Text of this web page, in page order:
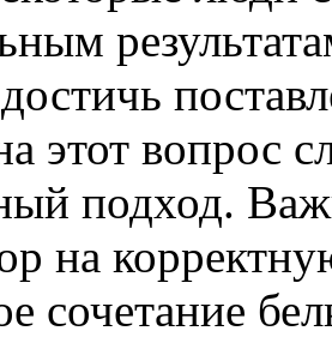
этот вопрос
подход.
на
сочетание